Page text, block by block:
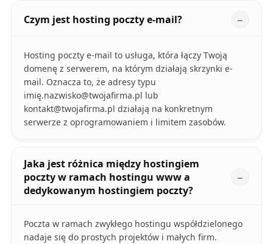
Czym jest hosting poczty e-mail?
Hosting poczty e-mail to usługa, która łączy Twoją
domenę z serwerem, na którym działają skrzynki e-
mail. Oznacza to, że adresy typu
imię.nazwisko@twojafirma.pl lub
kontakt@twojafirma.pl działają na konkretnym
serwerze z oprogramowaniem i limitem zasobów.
Jaka jest różnica między hostingiem
poczty w ramach hostingu www a
dedykowanym hostingiem poczty?
Poczta w ramach zwykłego hostingu współdzielonego
nadaje się do prostych projektów i małych firm.